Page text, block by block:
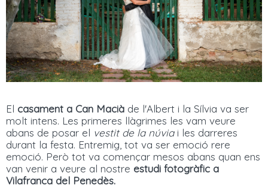
El casament a Can Macià de l'Albert i la Sílvia va ser
molt intens. Les primeres llàgrimes les vam veure
abans de posar el vestit de la núviai les darreres
durant la festa. Entremig, tot va ser emoció rere
emoció. Però tot va començar mesos abans quan ens
van venir a veure al nostre estudi fotogràfic a
Vilafranca del Penedès.